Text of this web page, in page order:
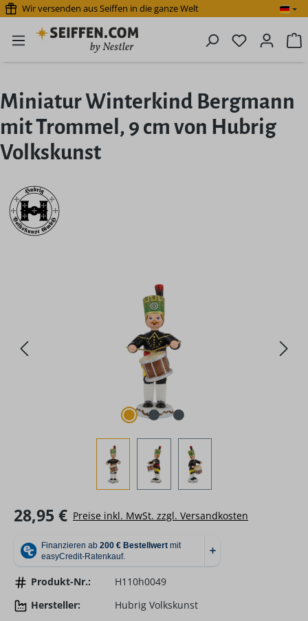
Zum Hauptinhalt springen
Wir versenden aus Seiffen in die ganze Welt
Du hast 0
Miniatur Winterkind Bergmann
mit Trommel, 9 cm von Hubrig
Volkskunst
Regulärer Preis:
28,95 € Preise inkl. MwSt. zzgl. Versandkosten
Produkt-Nr.:
H110h0049
Hersteller:
Hubrig Volkskunst